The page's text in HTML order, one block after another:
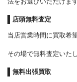
店頭無料査定
当店営業時間に買取希
その場で無料査定いた
無料出張買取